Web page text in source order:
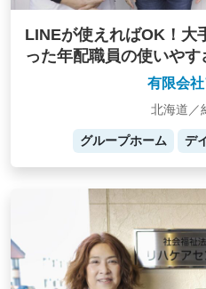
LINEが使えればOK！大
った年配職員の使いやす
有限会
北海道／
グループホーム デ